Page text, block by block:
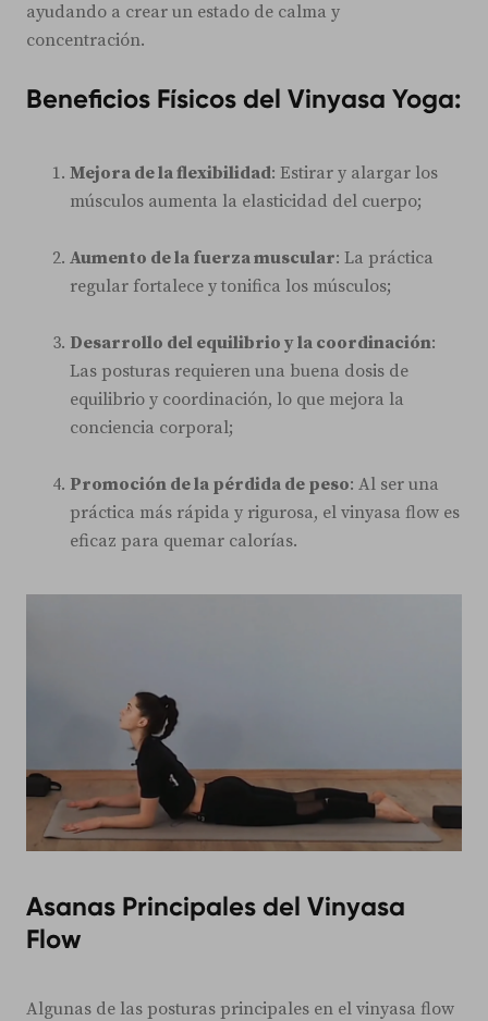
ayudando a crear un estado de calma y
concentración.
Beneficios Físicos del Vinyasa Yoga:
Mejora de la flexibilidad: Estirar y alargar los
músculos aumenta la elasticidad del cuerpo;
Aumento de la fuerza muscular: La práctica
regular fortalece y tonifica los músculos;
Desarrollo del equilibrio y la coordinación:
Las posturas requieren una buena dosis de
equilibrio y coordinación, lo que mejora la
conciencia corporal;
Promoción de la pérdida de peso: Al ser una
práctica más rápida y rigurosa, el vinyasa flow es
eficaz para quemar calorías.
Asanas Principales del Vinyasa
Flow
Algunas de las posturas principales en el vinyasa flow